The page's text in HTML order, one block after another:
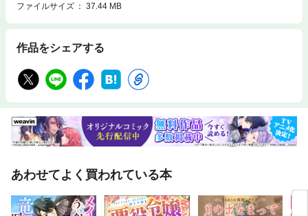
ファイルサイズ
37.44 MB
作品をシェアする
あわせてよく買われている本